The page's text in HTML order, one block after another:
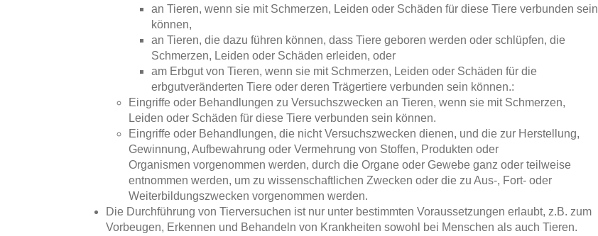
an Tieren, wenn sie mit Schmerzen, Leiden oder Schäden für diese Tiere verbunden sein
können,
an Tieren, die dazu führen können, dass Tiere geboren werden oder schlüpfen, die
Schmerzen, Leiden oder Schäden erleiden, oder
am Erbgut von Tieren, wenn sie mit Schmerzen, Leiden oder Schäden für die
erbgutveränderten Tiere oder deren Trägertiere verbunden sein können.:
Eingriffe oder Behandlungen zu Versuchszwecken an Tieren, wenn sie mit Schmerzen,
Leiden oder Schäden für diese Tiere verbunden sein können.
Eingriffe oder Behandlungen, die nicht Versuchszwecken dienen, und die zur Herstellung,
Gewinnung, Aufbewahrung oder Vermehrung von Stoffen, Produkten oder
Organismen vorgenommen werden, durch die Organe oder Gewebe ganz oder teilweise
entnommen werden, um zu wissenschaftlichen Zwecken oder die zu Aus-, Fort- oder
Weiterbildungszwecken vorgenommen werden.
Die Durchführung von Tierversuchen ist nur unter bestimmten Voraussetzungen erlaubt, z.B. zum
Vorbeugen, Erkennen und Behandeln von Krankheiten sowohl bei Menschen als auch Tieren.